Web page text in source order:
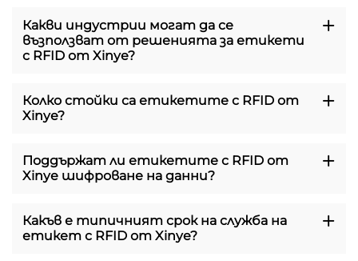
Какви индустрии могат да се
възползват от решенията за етикети
с RFID от Xinye?
Колко стойки са етикетите с RFID от
Xinye?
Поддържат ли етикетите с RFID от
Xinye шифроване на данни?
Какъв е типичният срок на служба на
етикет с RFID от Xinye?